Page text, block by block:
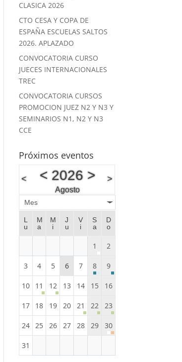
CLASICA 2026
CTO CESA Y COPA DE
ESPAÑA ESCUELAS SALTOS
2026. APLAZADO
CONVOCATORIA CURSO
JUECES INTERNACIONALES
TREC
CONVOCATORIA CURSOS
PROMOCION JUEZ N2 Y N3 Y
SEMINARIOS N1, N2 Y N3
CCE
Próximos eventos
< <2026 >
Agosto
>
Mes
L
u
M
a
M
i
J
u
V
i
S
a
D
o
1 2
3 4 5 6 7 8 9
10 11 12 13 14 15 16
17 18 19 20 21 22 23
24 25 26 27 28 29 30
31